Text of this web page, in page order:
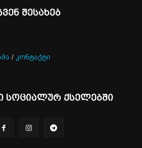
შესახებ
/ კონტაქტი
სოციალურ ქსელებში